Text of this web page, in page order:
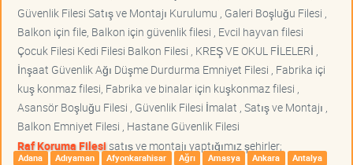
Güvenlik Filesi Satış ve Montajı Kurulumu , Galeri Boşluğu Filesi ,
Balkon için file, Balkon için güvenlik filesi , Evcil hayvan filesi
Çocuk Filesi Kedi Filesi Balkon Filesi , KREŞ VE OKUL FİLELERİ ,
İnşaat Güvenlik Ağı Düşme Durdurma Emniyet Filesi , Fabrika içi
kuş konmaz filesi, Fabrika ve binalar için kuşkonmaz filesi ,
Asansör Boşluğu Filesi , Güvenlik Filesi İmalat , Satış ve Montajı ,
Balkon Emniyet Filesi , Hastane Güvenlik Filesi
Raf Koruma Filesisatış ve montajı yaptığımız şehirler;
Adana Adıyaman Afyonkarahisar Ağrı Amasya Ankara
Antalya